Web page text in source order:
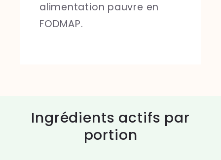
alimentation pauvre en
FODMAP.
Ingrédients actifs par
portion